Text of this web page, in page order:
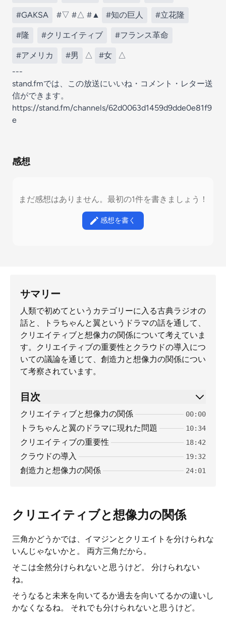
#GAKSA #▽ #△ #▲ #知の巨人 #立花隆
#隆 #クリエイティブ #フランス革命
#アメリカ #男 △ #女
△
---
stand.fmでは、この放送にいいね・コメント・レター送
信ができます。
https://stand.fm/channels/62d0063d1459d9dde0e81f9
e
感想
まだ感想はありません。最初の1件を書きましょう！
感想を書く
サマリー
人類で初めてというカテゴリーに入る古典ラジオの
話と、トラちゃんと翼というドラマの話を通して、
クリエイティブと想像力の関係について考えていま
す。クリエイティブの重要性とクラウドの導入につ
いての議論を通じて、創造力と想像力の関係につい
て考察されています。
目次
クリエイティブと想像力の関係 00:00
トラちゃんと翼のドラマに現れた問題 10:34
クリエイティブの重要性 18:42
クラウドの導入 19:32
創造力と想像力の関係 24:01
クリエイティブと想像力の関係
三角かどうかでは、イマジンとクリエイトを分けられな
いんじゃないかと。 両方三角だから。
そこは全然分けられないと思うけど。 分けられない
ね。
そうなると未来を向いてるか過去を向いてるかの違いし
かなくなるね。 それでも分けられないと思うけど。